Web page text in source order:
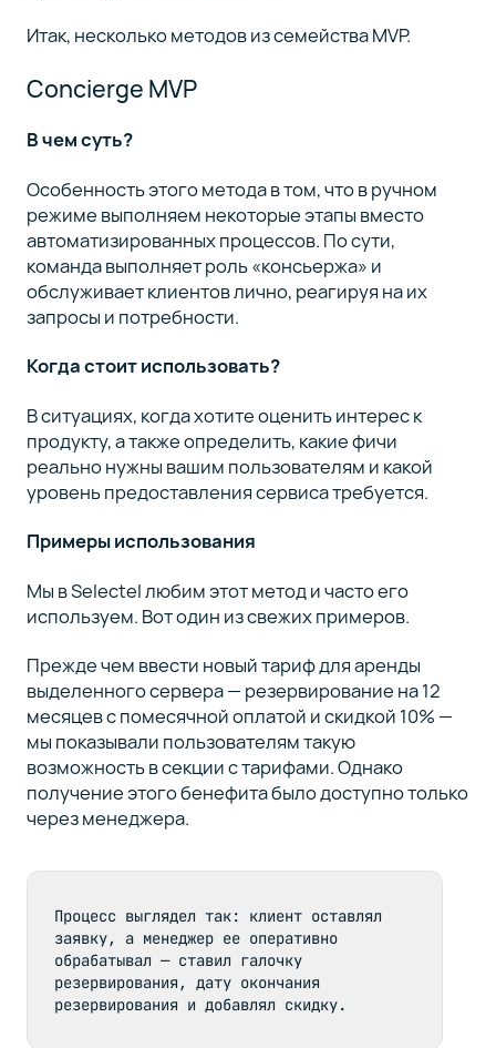
Итак, несколько методов из семейства MVP.
Concierge MVP
В чем суть?
Особенность этого метода в том, что в ручном
режиме выполняем некоторые этапы вместо
автоматизированных процессов. По сути,
команда выполняет роль «консьержа» и
обслуживает клиентов лично, реагируя на их
запросы и потребности.
Когда стоит использовать?
В ситуациях, когда хотите оценить интерес к
продукту, а также определить, какие фичи
реально нужны вашим пользователям и какой
уровень предоставления сервиса требуется.
Примеры использования
Мы в Selectel любим этот метод и часто его
используем. Вот один из свежих примеров.
Прежде чем ввести новый тариф для аренды
выделенного сервера — резервирование на 12
месяцев с помесячной оплатой и скидкой 10% —
мы показывали пользователям такую
возможность в секции с тарифами. Однако
получение этого бенефита было доступно только
через менеджера.
Процесс выглядел так: клиент оставлял
заявку, а менеджер ее оперативно
обрабатывал — ставил галочку
резервирования, дату окончания
резервирования и добавлял скидку.